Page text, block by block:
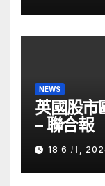
NEWS
英國股市
– 聯合報
18 6 月,